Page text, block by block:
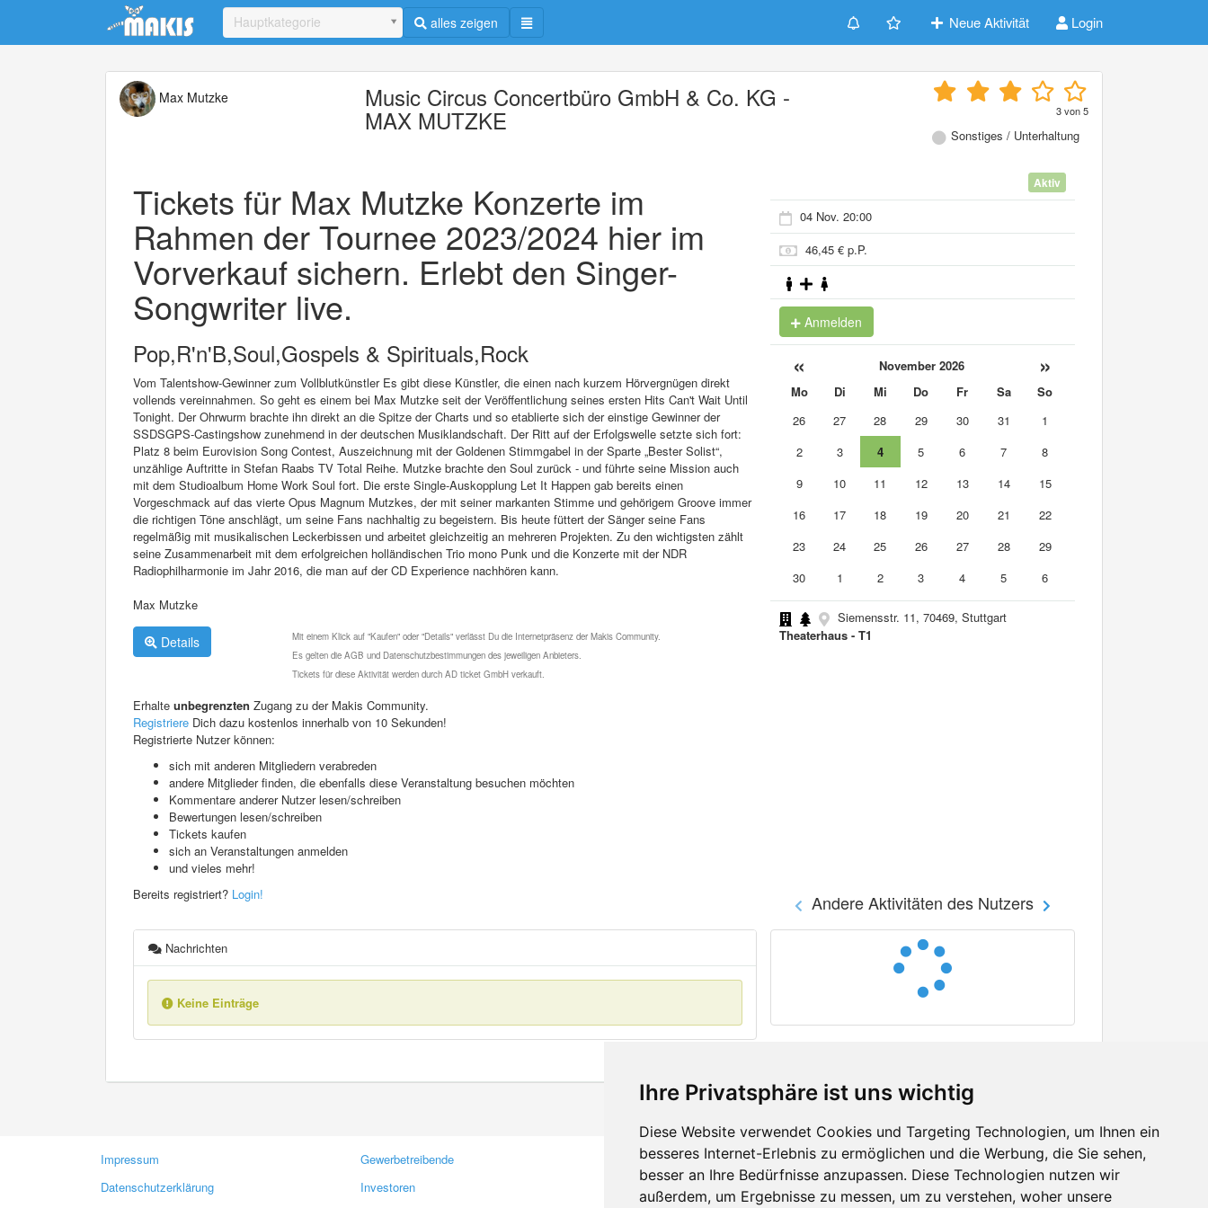
Ihre Privatsphäre ist uns wichtig
Diese Website verwendet Cookies und Targeting Technologien, um Ihnen ein
besseres Internet-Erlebnis zu ermöglichen und die Werbung, die Sie sehen,
besser an Ihre Bedürfnisse anzupassen. Diese Technologien nutzen wir
außerdem, um Ergebnisse zu messen, um zu verstehen, woher unsere
Update cookies preferences
Hauptkategorie alles zeigen Neue Aktivität Login
Max Mutzke Music Circus Concertbüro GmbH & Co. KG -
MAX MUTZKE 3von5
Sonstiges / Unterhaltung
Tickets für Max Mutzke Konzerte im
Rahmen der Tournee 2023/2024 hier im
Vorverkauf sichern. Erlebt den Singer-
Songwriter live.
Pop,R'n'B,Soul,Gospels & Spirituals,Rock
Vom Talentshow-Gewinner zum Vollblutkünstler Es gibt diese Künstler, die einen nach kurzem Hörvergnügen direkt
vollends vereinnahmen. So geht es einem bei Max Mutzke seit der Veröffentlichung seines ersten Hits Can't Wait Until
Tonight. Der Ohrwurm brachte ihn direkt an die Spitze der Charts und so etablierte sich der einstige Gewinner der
SSDSGPS-Castingshow zunehmend in der deutschen Musiklandschaft. Der Ritt auf der Erfolgswelle setzte sich fort:
Platz 8 beim Eurovision Song Contest, Auszeichnung mit der Goldenen Stimmgabel in der Sparte „Bester Solist“,
unzählige Auftritte in Stefan Raabs TV Total Reihe. Mutzke brachte den Soul zurück - und führte seine Mission auch
mit dem Studioalbum Home Work Soul fort. Die erste Single-Auskopplung Let It Happen gab bereits einen
Vorgeschmack auf das vierte Opus Magnum Mutzkes, der mit seiner markanten Stimme und gehörigem Groove immer
die richtigen Töne anschlägt, um seine Fans nachhaltig zu begeistern. Bis heute füttert der Sänger seine Fans
regelmäßig mit musikalischen Leckerbissen und arbeitet gleichzeitig an mehreren Projekten. Zu den wichtigsten zählt
seine Zusammenarbeit mit dem erfolgreichen holländischen Trio mono Punk und die Konzerte mit der NDR
Radiophilharmonie im Jahr 2016, die man auf der CD Experience nachhören kann.
Max Mutzke
Details
Mit einem Klick auf "Kaufen" oder "Details" verlässt Du die Internetpräsenz der Makis Community.
Es gelten die AGB und Datenschutzbestimmungen des jeweiligen Anbieters.
Tickets für diese Aktivität werden durch AD ticket GmbH verkauft.
Erhalte unbegrenzten Zugang zu der Makis Community.
Registriere Dich dazu kostenlos innerhalb von 10 Sekunden!
Registrierte Nutzer können:
sich mit anderen Mitgliedern verabreden
andere Mitglieder finden, die ebenfalls diese Veranstaltung besuchen möchten
Kommentare anderer Nutzer lesen/schreiben
Bewertungen lesen/schreiben
Tickets kaufen
sich an Veranstaltungen anmelden
und vieles mehr!
Bereits registriert? Login!
Nachrichten
Keine Einträge
Aktiv
04 Nov. 20:00
46,45 € p.P.
Anmelden
« November 2026 »
Mo Di Mi Do Fr Sa
So
26
27 28 29 30 31
1
2
3 4 5 6 7
8
9
10 11 12 13 14
15
16
17 18 19 20 21
22
23
24 25 26 27 28
29
30
1 2 3 4 5 6
Siemensstr. 11, 70469, Stuttgart
Theaterhaus - T1
Andere Aktivitäten des Nutzers
Impressum
Datenschutzerklärung
Gewerbetreibende
Investoren
Kontakt
Feedback
Facebook
Twitter